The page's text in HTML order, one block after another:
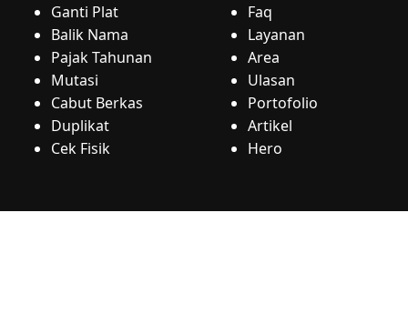
Ganti Plat
Balik Nama
Pajak Tahunan
Mutasi
Cabut Berkas
Duplikat
Cek Fisik
Faq
Layanan
Area
Ulasan
Portofolio
Artikel
Hero